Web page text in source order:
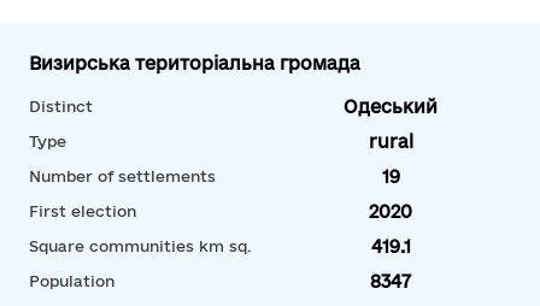
Визирська територіальна громада
Distinct Одеський
Type rural
Number of settlements 19
First election 2020
Square communities km sq. 419.1
Population 8347